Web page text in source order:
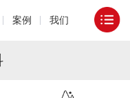
案例 我们